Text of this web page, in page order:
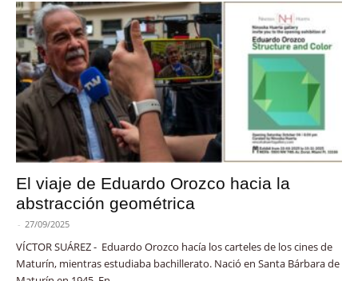
El viaje de Eduardo Orozco hacia la
abstracción geométrica
- 27/09/2025
VÍCTOR SUÁREZ - Eduardo Orozco hacía los carteles de los cines de
Maturín, mientras estudiaba bachillerato. Nació en Santa Bárbara de